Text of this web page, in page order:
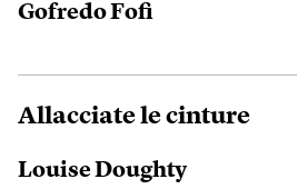
Gofredo Fofi
Allacciate le cinture
Louise Doughty